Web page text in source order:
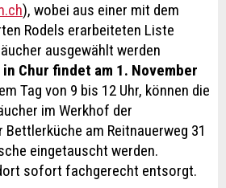
), wobei aus einer mit dem
Rodels erarbeiteten Liste
ausgewählt werden
in Chur findet am 1. November
Tag von 9 bis 12 Uhr, können die
im Werkhof der
am Reitnauerweg 31
eingetauscht werden.
sofort fachgerecht entsorgt.